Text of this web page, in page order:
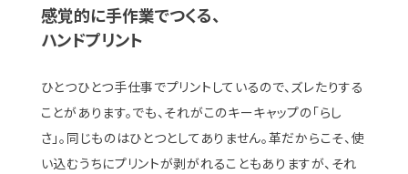
感覚的に手作業でつくる、
ハンドプリント
ひとつひとつ手仕事でプリントしているので、ズレたりする
ことがあります。でも、それがこのキーキャップの「らし
さ」。同じものはひとつとしてありません。革だからこそ、使
い込むうちにプリントが剥がれることもありますが、それ